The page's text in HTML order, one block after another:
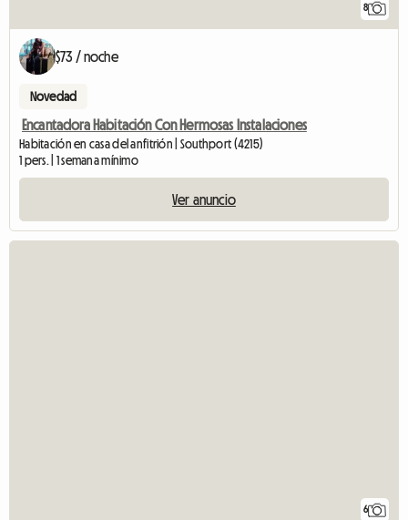
8
$73 / noche
Novedad
Encantadora Habitación Con Hermosas Instalaciones
Habitación en casa del anfitrión | Southport (4215)
1 pers. | 1 semana mínimo
Ver anuncio
6